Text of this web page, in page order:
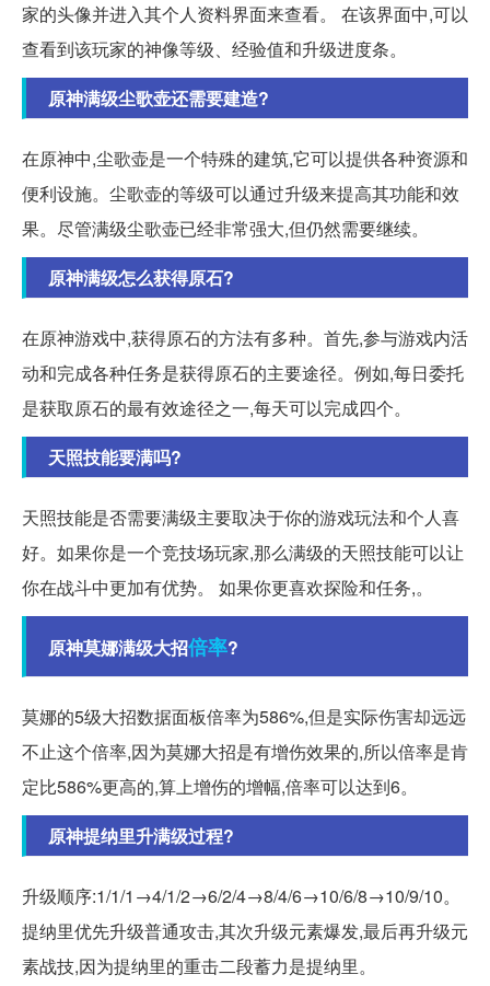
家的头像并进入其个人资料界面来查看。 在该界面中,可以
查看到该玩家的神像等级、经验值和升级进度条。
原神满级尘歌壶还需要建造?
在原神中,尘歌壶是一个特殊的建筑,它可以提供各种资源和
便利设施。尘歌壶的等级可以通过升级来提高其功能和效
果。尽管满级尘歌壶已经非常强大,但仍然需要继续。
原神满级怎么获得原石?
在原神游戏中,获得原石的方法有多种。首先,参与游戏内活
动和完成各种任务是获得原石的主要途径。例如,每日委托
是获取原石的最有效途径之一,每天可以完成四个。
天照技能要满吗?
天照技能是否需要满级主要取决于你的游戏玩法和个人喜
好。如果你是一个竞技场玩家,那么满级的天照技能可以让
你在战斗中更加有优势。 如果你更喜欢探险和任务,。
原神莫娜满级大招倍率?
莫娜的5级大招数据面板倍率为586%,但是实际伤害却远远
不止这个倍率,因为莫娜大招是有增伤效果的,所以倍率是肯
定比586%更高的,算上增伤的增幅,倍率可以达到6。
原神提纳里升满级过程?
升级顺序:1/1/1→4/1/2→6/2/4→8/4/6→10/6/8→10/9/10。
提纳里优先升级普通攻击,其次升级元素爆发,最后再升级元
素战技,因为提纳里的重击二段蓄力是提纳里。